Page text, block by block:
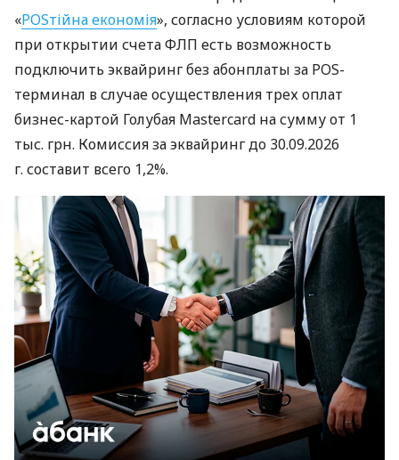
«POSтійна економія», согласно условиям которой
при открытии счета ФЛП есть возможность
подключить эквайринг без абонплаты за POS-
терминал в случае осуществления трех оплат
бизнес-картой Голубая Mastercard на сумму от 1
тыс. грн. Комиссия за эквайринг до 30.09.2026
г. составит всего 1,2%.